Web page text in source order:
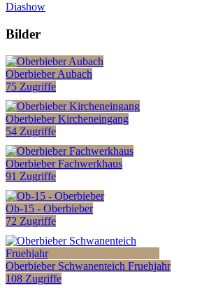
Diashow
Bilder
Oberbieber Aubach
75 Zugriffe
Oberbieber Kircheneingang
54 Zugriffe
Oberbieber Fachwerkhaus
91 Zugriffe
Ob-15 - Oberbieber
72 Zugriffe
Oberbieber Schwanenteich Fruehjahr
108 Zugriffe